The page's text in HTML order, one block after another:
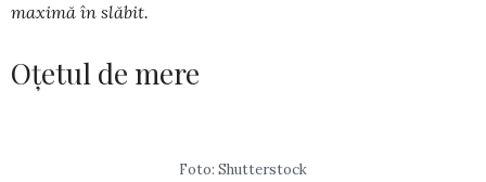
maximă în slăbit.
Oțetul de mere
Foto: Shutterstock